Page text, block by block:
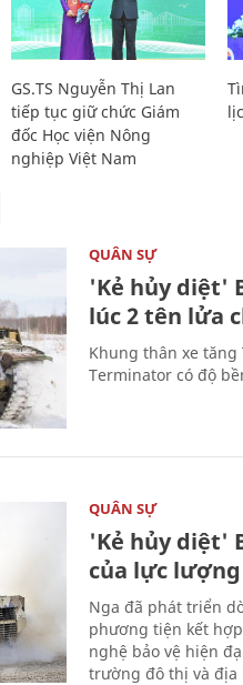
GS.TS Nguyễn Thị Lan
tiếp tục giữ chức Giám
đốc Học viện Nông
nghiệp Việt Nam
QUÂN SỰ
'Kẻ hủy diệt'
lúc 2 tên lửa
Khung thân xe tăng
Terminator có độ
QUÂN SỰ
'Kẻ hủy diệt'
của lực
Nga đã phát triển
phương tiện kết
nghệ bảo vệ hiện
trường đô thị và địa